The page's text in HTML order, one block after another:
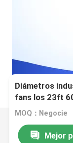
Diámetros
fans los 23ft
movimiento de
MOQ：Negocie
Mejor